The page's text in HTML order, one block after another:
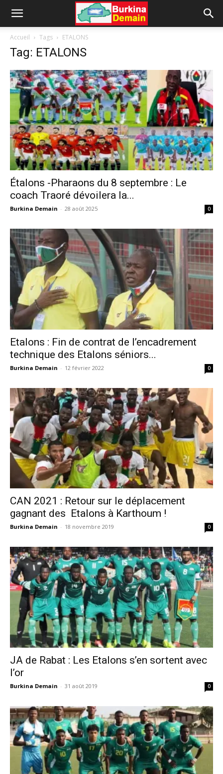
Accueil Tags ETALONS
Tag: ETALONS
Étalons -Pharaons du 8 septembre : Le
coach Traoré dévoilera la...
Burkina Demain - 28 août 2025 0
Etalons : Fin de contrat de l’encadrement
technique des Etalons séniors...
Burkina Demain - 12 février 2022 0
CAN 2021 : Retour sur le déplacement
gagnant des Etalons à Karthoum !
Burkina Demain - 18 novembre 2019 0
JA de Rabat : Les Etalons s’en sortent avec
l’or
Burkina Demain - 31 août 2019 0